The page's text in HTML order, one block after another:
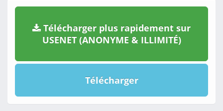
Télécharger plus rapidement sur
USENET (ANONYME & ILLIMITÉ)
Télécharger